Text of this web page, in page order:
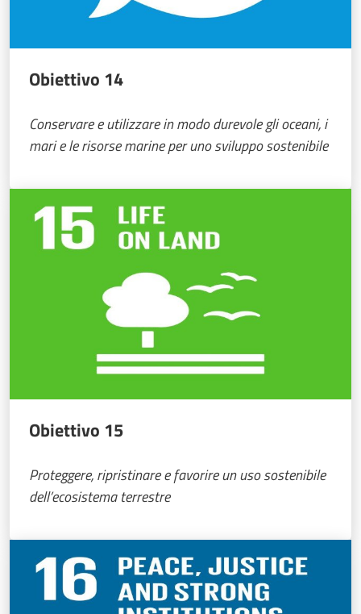
Obiettivo 14
Conservare e utilizzare in modo durevole gli oceani, i
mari e le risorse marine per uno sviluppo sostenibile
Obiettivo 15
Proteggere, ripristinare e favorire un uso sostenibile
dell’ecosistema terrestre